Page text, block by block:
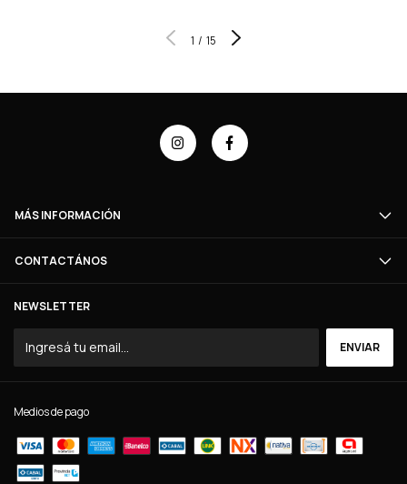
1 / 15
MÁS INFORMACIÓN
CONTACTÁNOS
NEWSLETTER
Medios de pago